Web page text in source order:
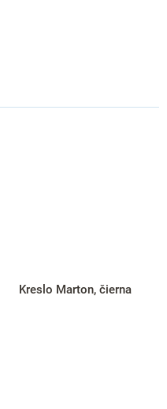
Kreslo Marton, čierna